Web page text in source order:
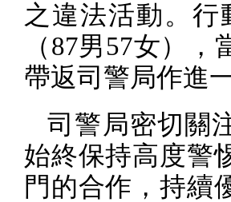
之違法活動。行
（87男57女），
帶返司警局作進
司警局密切關
始終保持高度警
門的合作，持續